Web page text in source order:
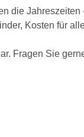
die Jahreszeiten
Kosten für
Fragen Sie